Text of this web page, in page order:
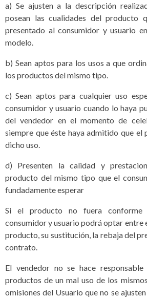
a) Se ajusten a la descripción
posean las cualidades del producto
presentado al consumidor y usuario
modelo.
b) Sean aptos para los usos a que
los productos del mismo tipo.
c) Sean aptos para cualquier uso
consumidor y usuario cuando lo haya
del vendedor en el momento de
siempre que éste haya admitido que
dicho uso.
d) Presenten la calidad y
producto del mismo tipo que el
fundadamente esperar
Si el producto no fuera
consumidor y usuario podrá optar entre
producto, su sustitución, la rebaja del
contrato.
El vendedor no se hace
productos de un mal uso de los
omisiones del Usuario que no se